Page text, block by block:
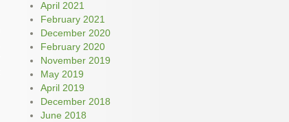
April 2021
February 2021
December 2020
February 2020
November 2019
May 2019
April 2019
December 2018
June 2018